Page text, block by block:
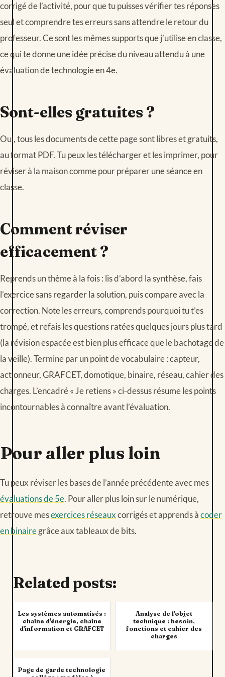
corrigé de l’activité, pour que tu puisses vérifier tes réponses
seul et comprendre tes erreurs sans attendre le retour du
professeur. Ce sont les mêmes supports que j’utilise en classe,
ce qui te donne une idée précise du niveau attendu à une
évaluation de technologie en 4e.
Sont-elles gratuites ?
Oui, tous les documents de cette page sont libres et gratuits,
au format PDF. Tu peux les télécharger et les imprimer, pour
réviser à la maison comme pour préparer une séance en
classe.
Comment réviser
efficacement ?
Reprends un thème à la fois : lis d’abord la synthèse, fais
l’exercice sans regarder la solution, puis compare avec la
correction. Note les erreurs, comprends pourquoi tu t’es
trompé, et refais les questions ratées quelques jours plus tard
(la révision espacée est bien plus efficace que le bachotage de
la veille). Termine par un point de vocabulaire : capteur,
actionneur, GRAFCET, domotique, binaire, réseau, cahier des
charges. L’encadré « Je retiens » ci-dessus résume les points
incontournables à connaître avant l’évaluation.
Pour aller plus loin
Tu peux réviser les bases de l’année précédente avec mes
évaluations de 5e. Pour aller plus loin sur le numérique,
retrouve mesexercices réseauxcorrigés et apprends àcoder
en binairegrâce aux tableaux de bits.
Related posts:
Les systèmes automatisés :
chaîne d'énergie, chaîne
d'information et GRAFCET
Analyse de l'objet
technique : besoin,
fonctions et cahier des
charges
Page de garde technologie